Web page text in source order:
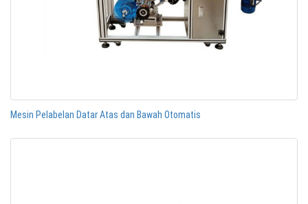
Mesin Pelabelan Datar Atas dan Bawah Otomatis